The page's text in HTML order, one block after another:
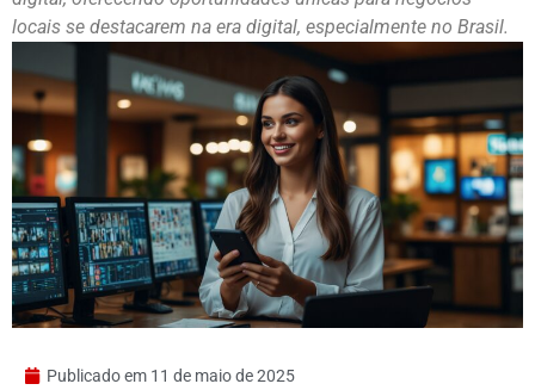
locais se destacarem na era digital, especialmente no Brasil.
Publicado em 11 de maio de 2025